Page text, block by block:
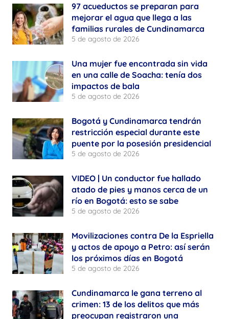
97 acueductos se preparan para
mejorar el agua que llega a las
familias rurales de Cundinamarca
5 de agosto de 2026
Una mujer fue encontrada sin vida
en una calle de Soacha: tenía dos
impactos de bala
5 de agosto de 2026
Bogotá y Cundinamarca tendrán
restricción especial durante este
puente por la posesión presidencial
5 de agosto de 2026
VIDEO | Un conductor fue hallado
atado de pies y manos cerca de un
río en Bogotá: esto se sabe
5 de agosto de 2026
Movilizaciones contra De la Espriella
y actos de apoyo a Petro: así serán
los próximos días en Bogotá
5 de agosto de 2026
Cundinamarca le gana terreno al
crimen: 13 de los delitos que más
preocupan registraron una